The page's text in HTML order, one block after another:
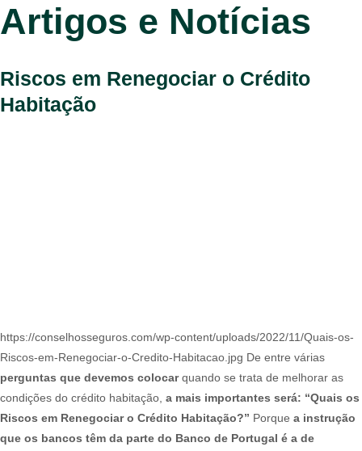
Artigos e Notícias
Riscos em Renegociar o Crédito
Habitação
https://conselhosseguros.com/wp-content/uploads/2022/11/Quais-os-
Riscos-em-Renegociar-o-Credito-Habitacao.jpg De entre várias
perguntas que devemos colocarquando se trata de melhorar as
condições do crédito habitação, a mais importantes será: “Quais os
Riscos em Renegociar o Crédito Habitação?” Porque a instrução
que os bancos têm da parte do Banco de Portugal é a de